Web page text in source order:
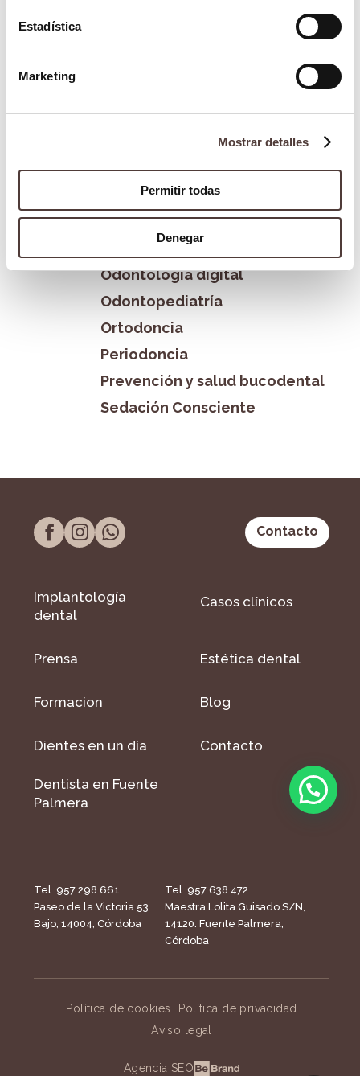
Estadística
Marketing
Mostrar detalles
Permitir todas
Denegar
Categorías
Bruxismo
Clínica La Victoria
Estética dental
Formación
Implantología
Odontología digital
Odontopediatría
Ortodoncia
Periodoncia
Prevención y salud bucodental
Sedación Consciente
Contacto
Implantología
dental
Casos clínicos
Prensa Estética dental
Formacion Blog
Dientes en un día Contacto
Dentista en Fuente
Palmera
Tel. 957 298 661
Paseo de la Victoria 53
Bajo, 14004, Córdoba
Tel. 957 638 472
Maestra Lolita Guisado S/N,
14120. Fuente Palmera,
Córdoba
Política de cookies
Política de privacidad
Aviso legal
Agencia SEO